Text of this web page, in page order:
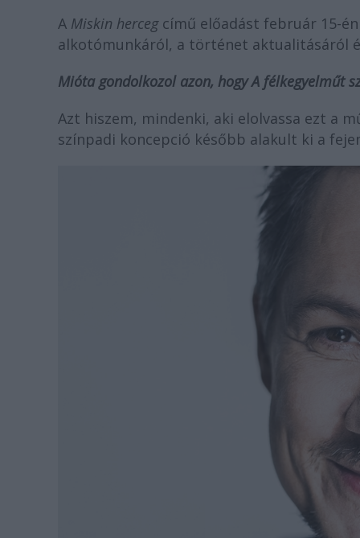
A Miskin hercegcímű előadást február 15-
alkotómunkáról, a történet aktualitásáról
Mióta gondolkozol azon, hogy A félkegyelműt
Azt hiszem, mindenki, aki elolvassa ezt a
színpadi koncepció később alakult ki a